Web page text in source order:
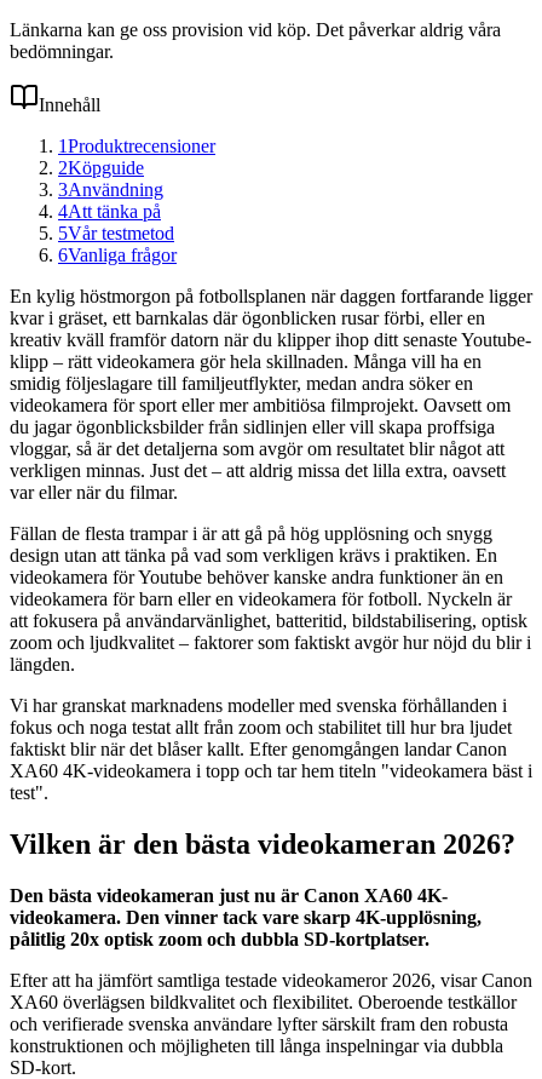
Länkarna kan ge oss provision vid köp. Det påverkar aldrig våra
bedömningar.
Innehåll
1Produktrecensioner
2Köpguide
3Användning
4Att tänka på
5Vår testmetod
6Vanliga frågor
En kylig höstmorgon på fotbollsplanen när daggen fortfarande ligger
kvar i gräset, ett barnkalas där ögonblicken rusar förbi, eller en
kreativ kväll framför datorn när du klipper ihop ditt senaste Youtube-
klipp – rätt videokamera gör hela skillnaden. Många vill ha en
smidig följeslagare till familjeutflykter, medan andra söker en
videokamera för sport eller mer ambitiösa filmprojekt. Oavsett om
du jagar ögonblicksbilder från sidlinjen eller vill skapa proffsiga
vloggar, så är det detaljerna som avgör om resultatet blir något att
verkligen minnas. Just det – att aldrig missa det lilla extra, oavsett
var eller när du filmar.
Fällan de flesta trampar i är att gå på hög upplösning och snygg
design utan att tänka på vad som verkligen krävs i praktiken. En
videokamera för Youtube behöver kanske andra funktioner än en
videokamera för barn eller en videokamera för fotboll. Nyckeln är
att fokusera på användarvänlighet, batteritid, bildstabilisering, optisk
zoom och ljudkvalitet – faktorer som faktiskt avgör hur nöjd du blir i
längden.
Vi har granskat marknadens modeller med svenska förhållanden i
fokus och noga testat allt från zoom och stabilitet till hur bra ljudet
faktiskt blir när det blåser kallt. Efter genomgången landar Canon
XA60 4K-videokamera i topp och tar hem titeln "videokamera bäst i
test".
Vilken är den bästa videokameran 2026?
Den bästa videokameran just nu är Canon XA60 4K-
videokamera. Den vinner tack vare skarp 4K-upplösning,
pålitlig 20x optisk zoom och dubbla SD-kortplatser.
Efter att ha jämfört samtliga testade videokameror 2026, visar Canon
XA60 överlägsen bildkvalitet och flexibilitet. Oberoende testkällor
och verifierade svenska användare lyfter särskilt fram den robusta
konstruktionen och möjligheten till långa inspelningar via dubbla
SD-kort.